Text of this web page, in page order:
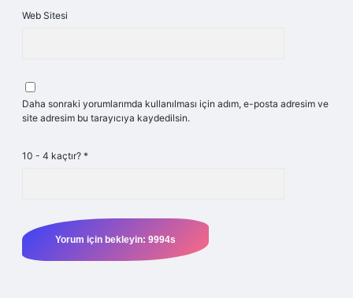
Web Sitesi
Daha sonraki yorumlarımda kullanılması için adım, e-posta adresim ve
site adresim bu tarayıcıya kaydedilsin.
10 - 4 kaçtır? *